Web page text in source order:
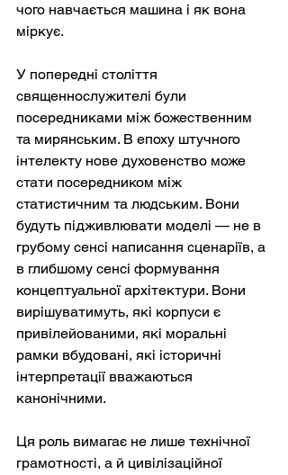
чого навчається машина і як вона
міркує.
У попередні століття
священнослужителі були
посередниками між божественним
та мирянським. В епоху штучного
інтелекту нове духовенство може
стати посередником між
статистичним та людським. Вони
будуть підживлювати моделі — не в
грубому сенсі написання сценаріїв, а
в глибшому сенсі формування
концептуальної архітектури. Вони
вирішуватимуть, які корпуси є
привілейованими, які моральні
рамки вбудовані, які історичні
інтерпретації вважаються
канонічними.
Ця роль вимагає не лише технічної
грамотності, а й цивілізаційної